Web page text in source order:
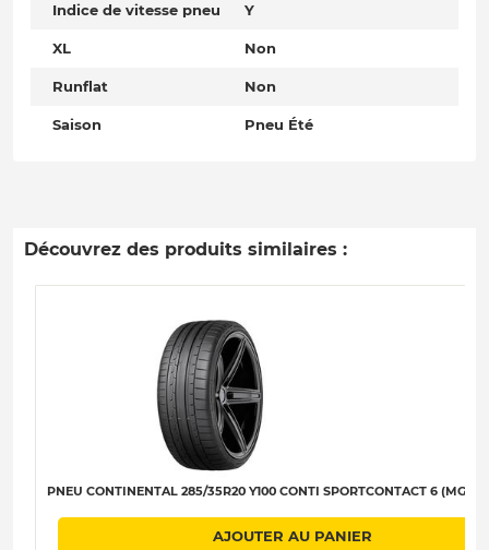
Indice de vitesse pneu Y
XL Non
Runflat Non
Saison Pneu Été
Découvrez des produits similaires :
PNEU CONTINENTAL 285/35R20 Y100 CONTI SPORTCONTACT 6 (MGT)
AJOUTER AU PANIER